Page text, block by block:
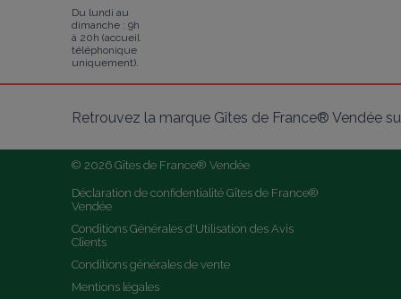
Du lundi au
dimanche : 9h
à 20h (accueil
téléphonique
uniquement).
Retrouvez la marque Gîtes de France® Vendée
© 2026 Gîtes de France® Vendée
Déclaration de confidentialité Gîtes de France®
Vendée
Conditions Générales d'Utilisation des Avis
Clients
Conditions générales de vente
Mentions légales